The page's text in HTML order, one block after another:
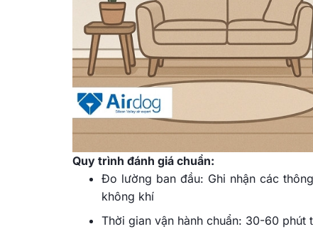
Quy trình đánh giá chuẩn:
Đo lường ban đầu: Ghi nhận các
không khí
Thời gian vận hành chuẩn: 30-60 phút